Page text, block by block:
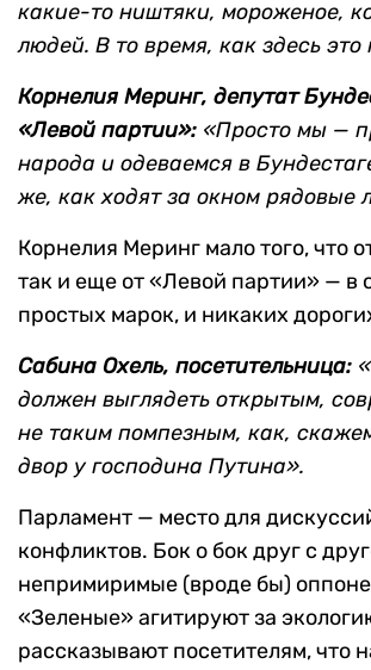
какие-то ништяки, мороженое,
людей. В то время, как здесь это
Корнелия Меринг, депутат
«Левой партии»: «Просто мы —
народа и одеваемся в
же, как ходят за окном рядовые
Корнелия Меринг мало того, что
так и еще от «Левой партии» — в
простых марок, и никаких
Сабина Охель, посетительница:
должен выглядеть открытым,
не таким помпезным, как,
двор у господина Путина».
Парламент — место для
конфликтов. Бок о бок друг с
непримиримые (вроде бы)
«Зеленые» агитируют за
рассказывают посетителям, что